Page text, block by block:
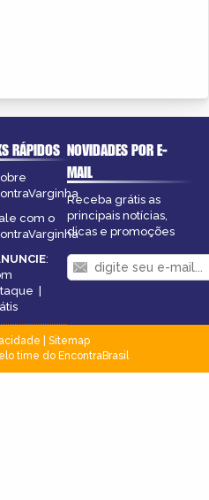
RÁPIDOS
com o
:
|
NOVIDADES POR E-
MAIL
Receba grátis as
principais notícias,
dicas e promoções
Sitemap
time do EncontraBrasil